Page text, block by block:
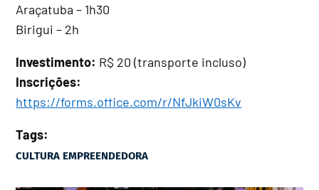
Araçatuba – 1h30
Birigui – 2h
Investimento: R$ 20 (transporte incluso)
Inscrições:
https://forms.office.com/r/NfJkiW0sKv
Tags:
CULTURA EMPREENDEDORA